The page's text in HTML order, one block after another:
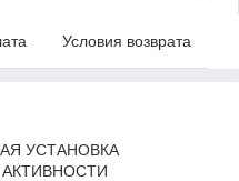
Условия возврата
УСТАНОВКА